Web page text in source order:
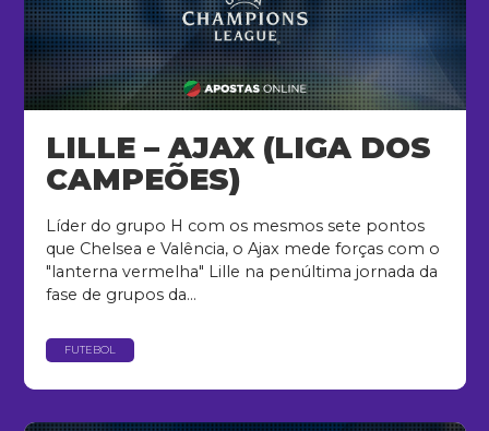
LILLE – AJAX (LIGA DOS
CAMPEÕES)
Líder do grupo H com os mesmos sete pontos
que Chelsea e Valência, o Ajax mede forças com o
"lanterna vermelha" Lille na penúltima jornada da
fase de grupos da...
FUTEBOL